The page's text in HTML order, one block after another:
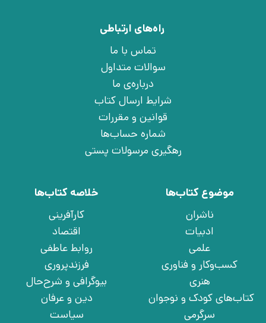
راه‌های ارتباطی
تماس با ما
سوالات متداول
درباره‌ی ما
شرایط ارسال کتاب
قوانین و مقررات
شماره حساب‌ها
رهگیری مرسولات پستی
موضوع کتاب‌ها
ناشران
ادبیات
علمی
کسب‌وکار و فناوری
هنری
کتاب‌های کودک و نوجوان
سرگرمی
خلاصه کتاب‌ها
کارآفرینی
اقتصاد
روابط عاطفی
فرزندپروری
بیوگرافی و شرح‌حال
دین و عرفان
سیاست